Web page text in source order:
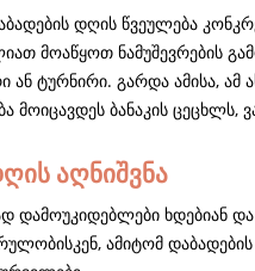
დღის წვეულება
მოაწყოთ ნამუშევრების
ტურნირი. გარდა ამისა, ამ
ბანაკის ცეცხლს,
აღნიშვნა
დამოუკიდებლები ხდებიან
ამიტომ